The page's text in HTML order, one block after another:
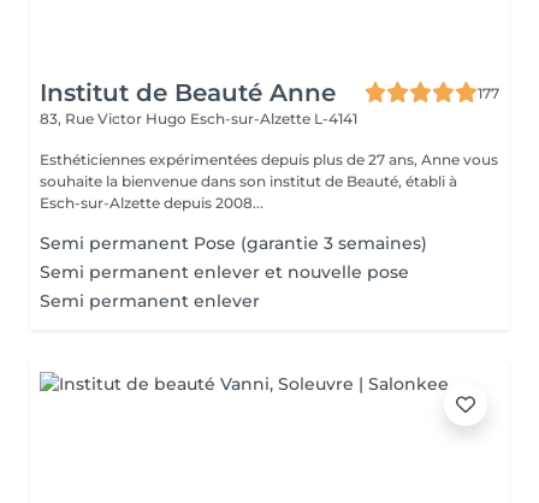
Institut de Beauté Anne
177
83, Rue Victor Hugo Esch-sur-Alzette L-4141
Esthéticiennes expérimentées depuis plus de 27 ans, Anne vous
souhaite la bienvenue dans son institut de Beauté, établi à
Esch-sur-Alzette depuis 2008...
Semi permanent Pose (garantie 3 semaines)
Semi permanent enlever et nouvelle pose
Semi permanent enlever